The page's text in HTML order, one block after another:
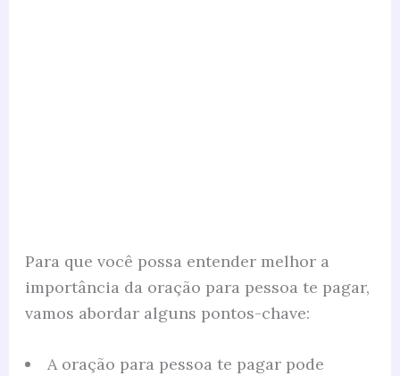
Para que você possa entender melhor a
importância da oração para pessoa te pagar,
vamos abordar alguns pontos-chave:
A oração para pessoa te pagar pode